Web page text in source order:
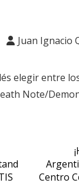
Juan Ignacio
elegir entre
Note/
Centro